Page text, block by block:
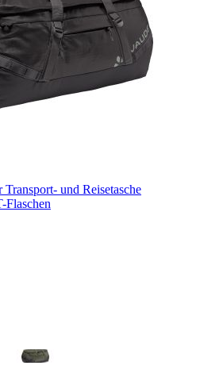
und Reisetasche
Flaschen